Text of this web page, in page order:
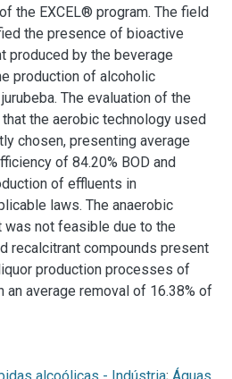
the EXCEL® program. The field
the presence of bioactive
produced by the beverage
production of alcoholic
The evaluation of the
the aerobic technology used
chosen, presenting average
of 84.20% BOD and
of effluents in
laws. The anaerobic
not feasible due to the
recalcitrant compounds present
production processes of
an average removal of 16.38% of